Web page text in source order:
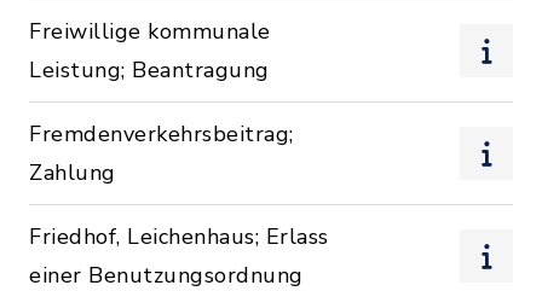
Freiwillige kommunale
Leistung; Beantragung
Fremdenverkehrsbeitrag;
Zahlung
Friedhof, Leichenhaus; Erlass
einer Benutzungsordnung